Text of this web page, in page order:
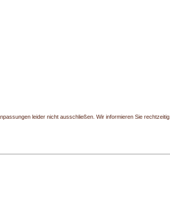
leider nicht ausschließen. Wir informieren Sie rechtzeitig.